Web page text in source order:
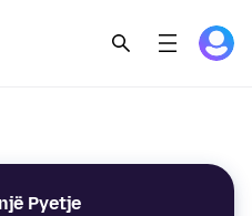
Pyetje